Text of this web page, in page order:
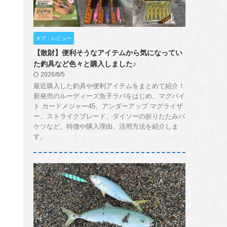
ギア・レビュー
【散財】便利そうなアイテムから気になってい
た釣具など色々と購入しました♪
2026/8/5
最近購入した釣具や便利アイテムをまとめて紹介！
新発売のルーディーズ魚子ラバをはじめ、マグバイ
ト カードメジャー45、アンダーアップ マグライザ
ー、ストライクブレード、ダイソーの折りたたみバ
ケツなど、特徴や購入理由、活用方法を紹介しま
す。